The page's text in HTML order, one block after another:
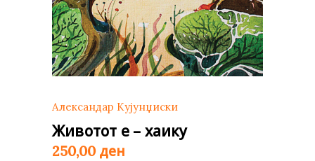
Александар Кујунџиски
Животот е – хаику
250,00 ден